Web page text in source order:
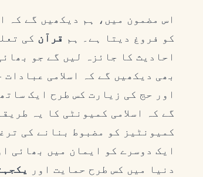
اس مضمون میں، ہم دیکھیں گے کہ
کو فروغ دیتا ہے۔ ہم قرآن کی
احادیث کا جائزہ لیں گے جو
بھی دیکھیں گے کہ اسلامی
اور حج کی زیارت کس طرح ایک
گے کہ اسلامی کمیونٹی کا یہ
کمیونٹیز کو مضبوط بنانے کی
ایک دوسرے کو ایمان میں بھائی
دنیا میں کس طرح حمایت اور